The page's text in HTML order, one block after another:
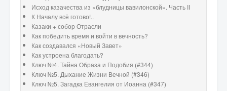
Исход казачества из «блудницы вавилонской». Часть II
К Началу всё готово!..
Казаки + собор Отрасли
Как победить время и войти в вечность?
Как создавался «Новый Завет»
Как устроена благодать?
Ключ №4. Тайна Образа и Подобия (#344)
Ключ №5. Дыхание Жизни Вечной (#346)
Ключ №5. Загадка Евангелия от Иоанна (#347)